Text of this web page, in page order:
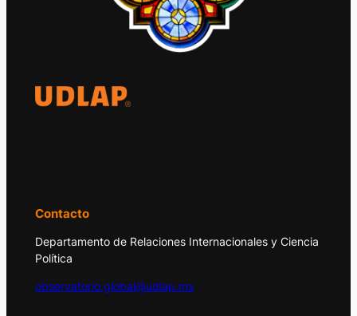
Contacto
Departamento de Relaciones Internacionales y Ciencia
Política
observatorio.global@udlap.mx